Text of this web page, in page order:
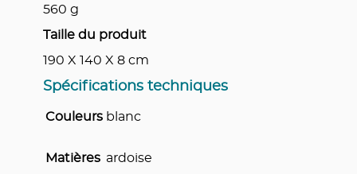
560 g
Taille du produit
190 X 140 X 8cm
Spécifications techniques
Couleurs blanc
Matières ardoise